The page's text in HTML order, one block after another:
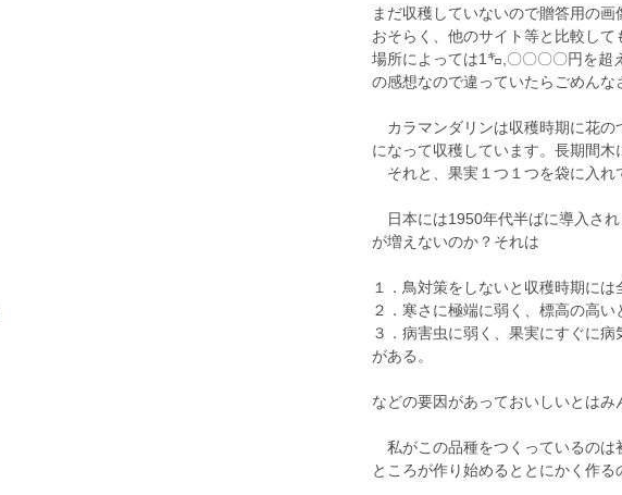
まだ収穫していないので贈答用の
おそらく、他のサイト等と比較して
場所によっては1㌔,〇〇〇〇円を超
の感想なので違っていたらごめんな
カラマンダリンは収穫時期に花の
になって収穫しています。長期間
それと、果実１つ１つを袋に入
日本には1950年代半ばに導入さ
が増えないのか？それは
１．鳥対策をしないと収穫時期には
２．寒さに極端に弱く、標高の高
３．病害虫に弱く、果実にすぐに
がある。
などの要因があっておいしいとはみ
私がこの品種をつくっているのは
ところが作り始めるととにかく作